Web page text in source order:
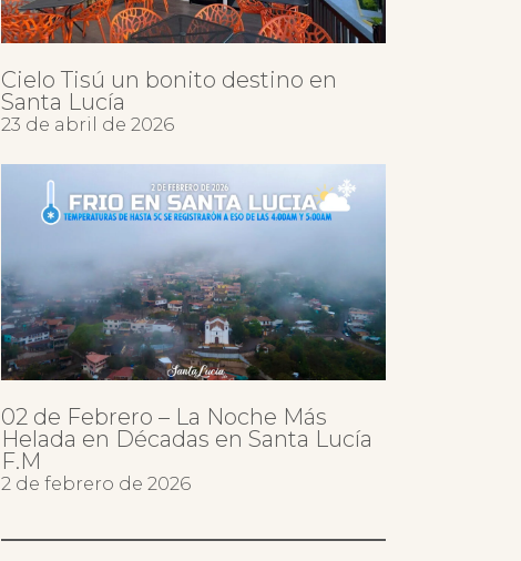
Cielo Tisú un bonito destino en
Santa Lucía
23 de abril de 2026
02 de Febrero – La Noche Más
Helada en Décadas en Santa Lucía
F.M
2 de febrero de 2026